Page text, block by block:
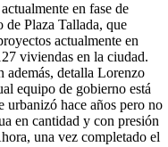
en fase de
Plaza Tallada, que
actualmente en
viviendas en la ciudad.
además, detalla Lorenzo
equipo de gobierno está
urbanizó hace años pero no
en cantidad y con presión
una vez completado el